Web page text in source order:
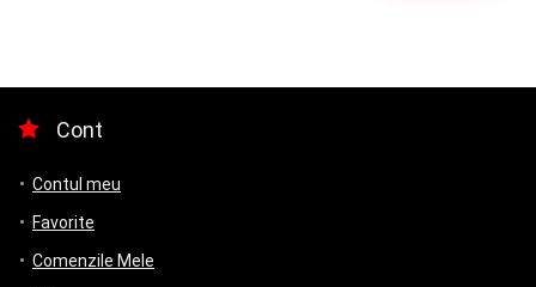
Cont
Contul meu
Favorite
Comenzile Mele